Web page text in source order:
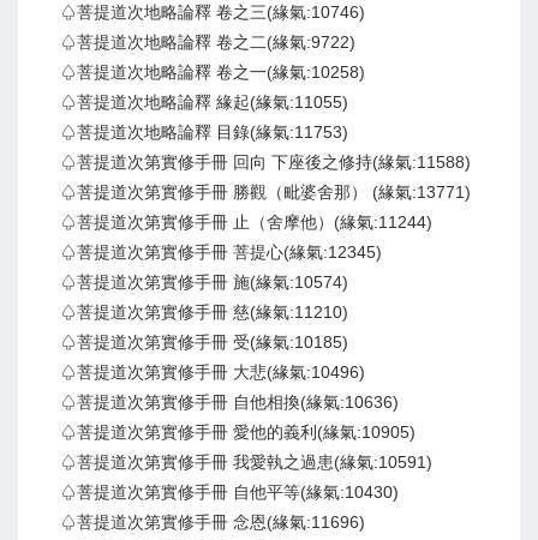
♤菩提道次地略論釋 卷之三(緣氣:10746)
♤菩提道次地略論釋 卷之二(緣氣:9722)
♤菩提道次地略論釋 卷之一(緣氣:10258)
♤菩提道次地略論釋 緣起(緣氣:11055)
♤菩提道次地略論釋 目錄(緣氣:11753)
♤菩提道次第實修手冊 回向 下座後之修持(緣氣:11588)
♤菩提道次第實修手冊 勝觀（毗婆舍那） (緣氣:13771)
♤菩提道次第實修手冊 止（舍摩他）(緣氣:11244)
♤菩提道次第實修手冊 菩提心(緣氣:12345)
♤菩提道次第實修手冊 施(緣氣:10574)
♤菩提道次第實修手冊 慈(緣氣:11210)
♤菩提道次第實修手冊 受(緣氣:10185)
♤菩提道次第實修手冊 大悲(緣氣:10496)
♤菩提道次第實修手冊 自他相換(緣氣:10636)
♤菩提道次第實修手冊 愛他的義利(緣氣:10905)
♤菩提道次第實修手冊 我愛執之過患(緣氣:10591)
♤菩提道次第實修手冊 自他平等(緣氣:10430)
♤菩提道次第實修手冊 念恩(緣氣:11696)